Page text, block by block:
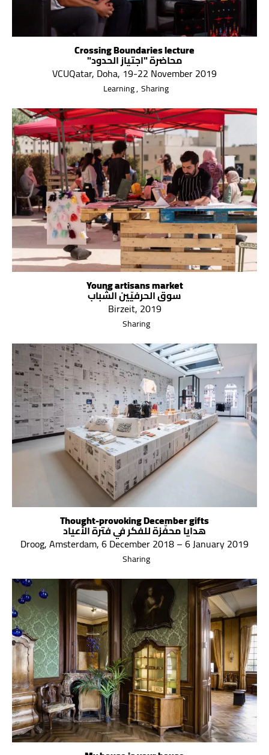
Crossing Boundaries lecture
محاضرة "اجتياز الحدود"
VCUQatar, Doha, 19-22 November 2019
Learning Sharing
Young artisans market
سوق الحرفيّين الشّباب
Birzeit, 2019
Sharing
Thought-provoking December gifts
هدايا محفّزة للفكر في فترة الأعياد
Droog, Amsterdam, 6 December 2018 – 6 January 2019
Sharing